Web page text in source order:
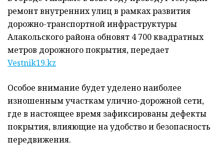
ремонт внутренних улиц в рамках развития
дорожно-транспортной инфраструктуры
Алакольского района обновят 4 700 квадратных
метров дорожного покрытия, передает
Vestnik19.kz
Особое внимание будет уделено наиболее
изношенным участкам улично-дорожной сети,
где в настоящее время зафиксированы дефекты
покрытия, влияющие на удобство и безопасность
передвижения.